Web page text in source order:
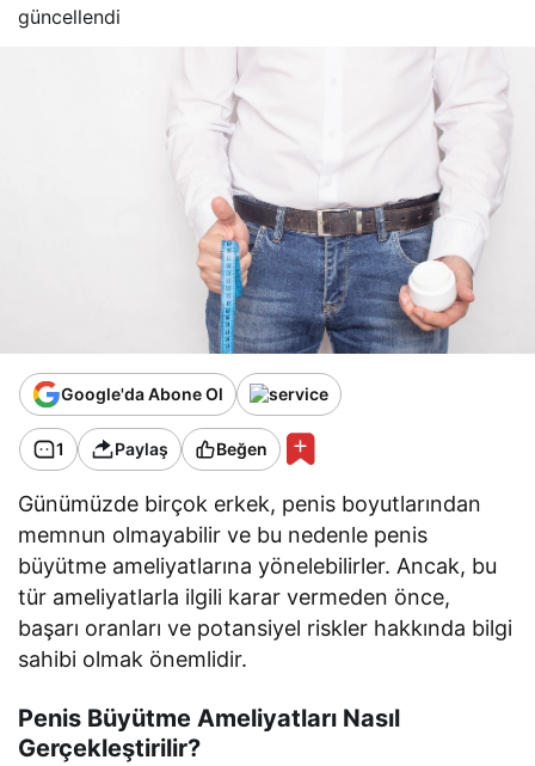
güncellendi
Google'da Abone Ol
1 Paylaş Beğen
Günümüzde birçok erkek, penis boyutlarından
memnun olmayabilir ve bu nedenle penis
büyütme ameliyatlarına yönelebilirler. Ancak, bu
tür ameliyatlarla ilgili karar vermeden önce,
başarı oranları ve potansiyel riskler hakkında bilgi
sahibi olmak önemlidir.
Penis Büyütme Ameliyatları Nasıl
Gerçekleştirilir?